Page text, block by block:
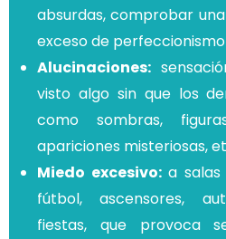
absurdas, comprobar
exceso de
Alucinaciones:
visto algo sin que los
como sombras,
apariciones misteriosas,
Miedo excesivo:a salas
fútbol, ascensores,
fiestas, que provoca